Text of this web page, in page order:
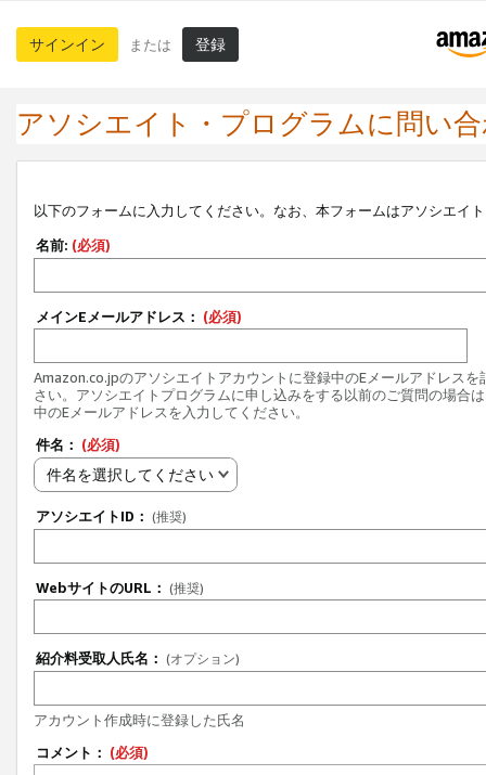
サインイン または 登録
アソシエイト・プログラムに問い
以下のフォームに入力してください。なお、本フォームはアソシエイ
名前: (必須)
メインEメールアドレス： (必須)
Amazon.co.jpのアソシエイトアカウントに登録中のEメールアドレスを
さい。アソシエイトプログラムに申し込みをする以前のご質問の場合
中のEメールアドレスを入力してください。
件名： (必須)
件名を選択してください
アソシエイトID： (推奨)
WebサイトのURL： (推奨)
紹介料受取人氏名： (オプション)
アカウント作成時に登録した氏名
コメント： (必須)